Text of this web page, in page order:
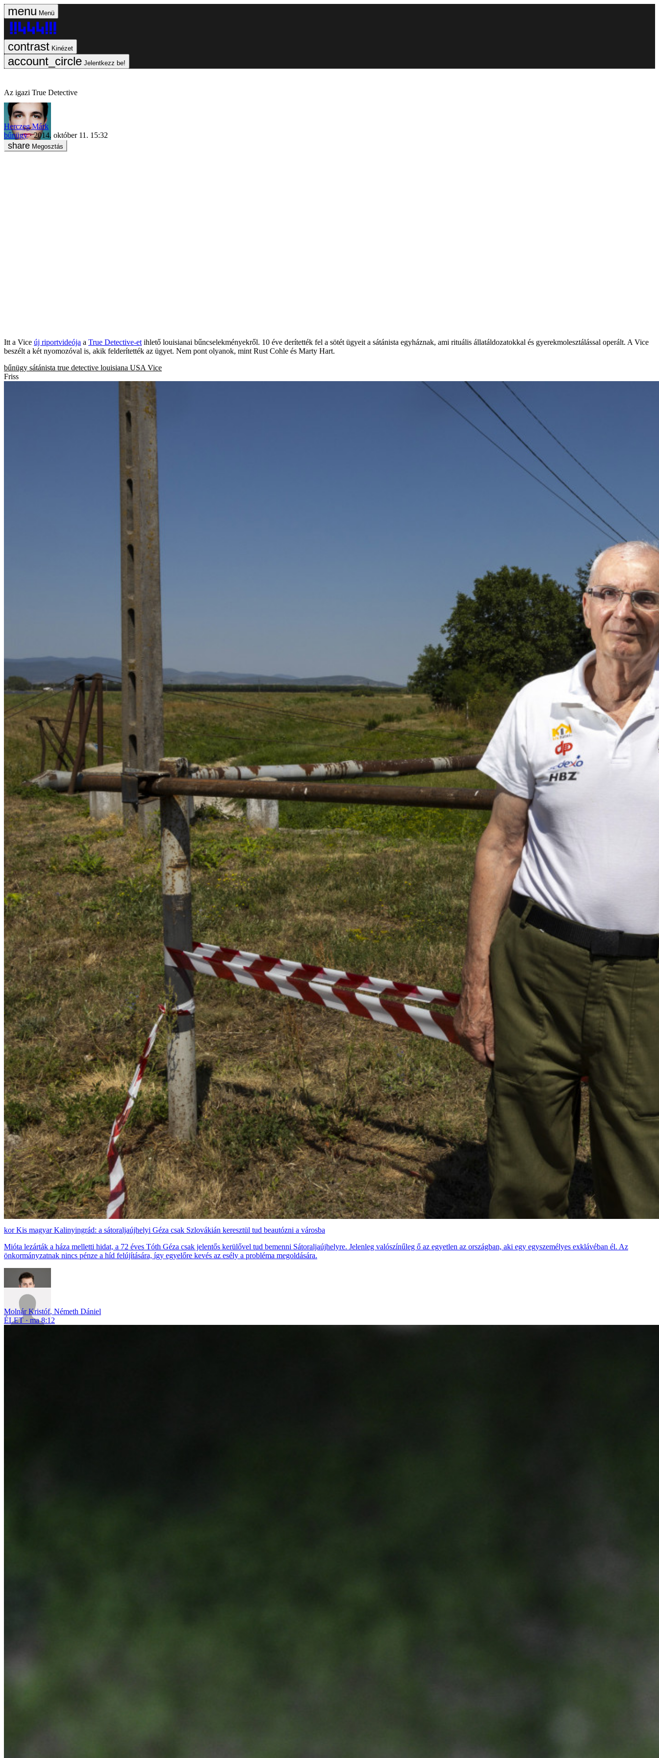
Menü
Kinézet
Jelentkezz be!
Az igazi True Detective
Herczeg Márk
bűnügy
2014. október 11. 15:32
Megosztás
Itt a Vice új riportvideója a True Detective-et ihlető louisianai bűncselekményekről. 10 éve derítették fel a sötét ügyeit a sátánista egyháznak, ami rituális állatáldozatokkal és gyerekmolesztálással operált. A Vice
beszélt a két nyomozóval is, akik felderítették az ügyet. Nem pont olyanok, mint Rust Cohle és Marty Hart.
bűnügy sátánista true detective louisiana USA Vice
Friss
Kis magyar Kalinyingrád: a sátoraljaújhelyi Géza csak Szlovákián keresztül tud beautózni a városba
Mióta lezárták a háza melletti hidat, a 72 éves Tóth Géza csak jelentős kerülővel tud bemenni Sátoraljaújhelyre. Jelenleg valószínűleg ő az egyetlen az országban, aki egy egyszemélyes exklávéban él. Az
önkormányzatnak nincs pénze a híd felújítására, így egyelőre kevés az esély a probléma megoldására.
Molnár Kristóf, Németh Dániel
ÉLET
ma 8:12